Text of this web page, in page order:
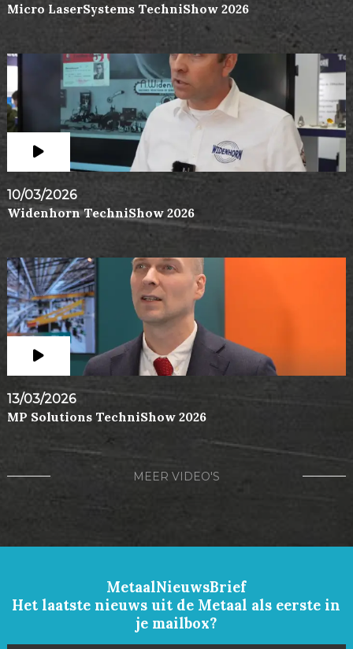
Micro LaserSystems TechniShow 2026
10/03/2026
Widenhorn TechniShow 2026
13/03/2026
MP Solutions TechniShow 2026
MEER VIDEO'S
MetaalNieuwsBrief
Het laatste nieuws uit de Metaal als eerste in
je mailbox?